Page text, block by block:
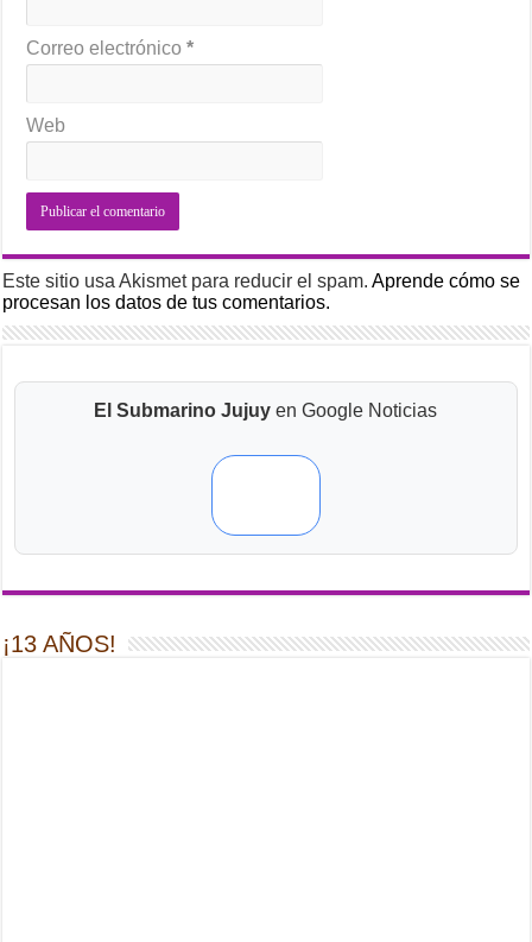
Correo electrónico*
Web
Este sitio usa Akismet para reducir el spam.Aprende cómo se
procesan los datos de tus comentarios.
El Submarino Jujuy en Google Noticias
¡13 AÑOS!